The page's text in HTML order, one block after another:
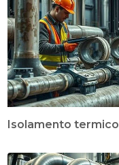
Isolamento